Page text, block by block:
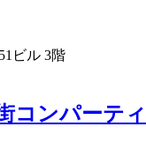
ビル 3階
コンパーテ